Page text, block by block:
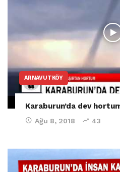
ARNAVUTKÖY
Karaburun’da dev
Ağu 8, 2018 43